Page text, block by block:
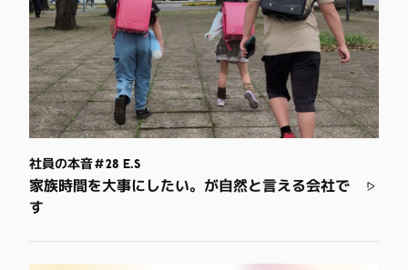
社員の本音＃28 E.S
家族時間を大事にしたい。が自然と言える会社で
す